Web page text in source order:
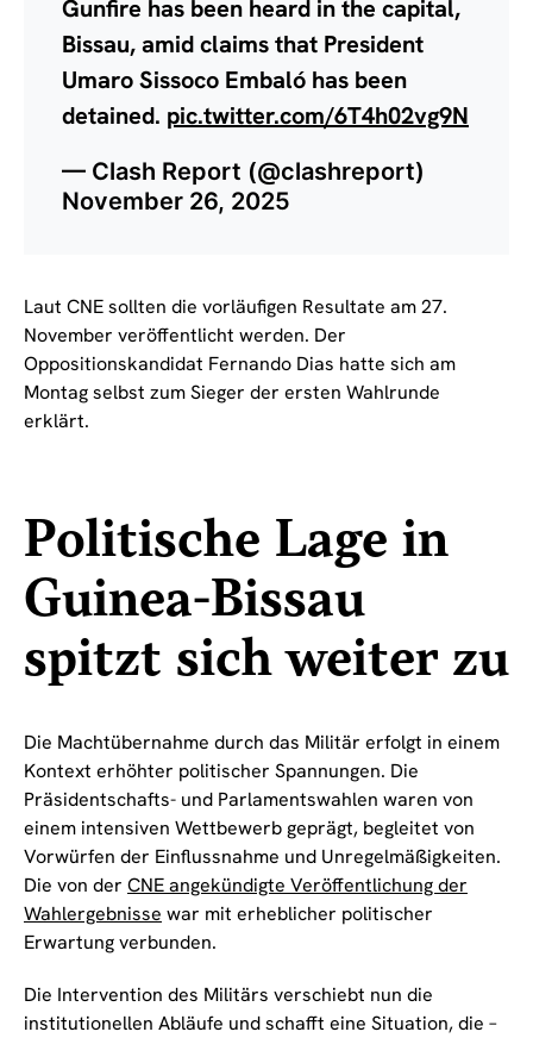
Gunfire has been heard in the capital,
Bissau, amid claims that President
Umaro Sissoco Embaló has been
detained. pic.twitter.com/6T4h02vg9N
— Clash Report (@clashreport)
November 26, 2025
Laut CNE sollten die vorläufigen Resultate am 27.
November veröffentlicht werden. Der
Oppositionskandidat Fernando Dias hatte sich am
Montag selbst zum Sieger der ersten Wahlrunde
erklärt.
Politische Lage in
Guinea-Bissau
spitzt sich weiter zu
Die Machtübernahme durch das Militär erfolgt in einem
Kontext erhöhter politischer Spannungen. Die
Präsidentschafts- und Parlamentswahlen waren von
einem intensiven Wettbewerb geprägt, begleitet von
Vorwürfen der Einflussnahme und Unregelmäßigkeiten.
Die von der CNE angekündigte Veröffentlichung der
Wahlergebnisse war mit erheblicher politischer
Erwartung verbunden.
Die Intervention des Militärs verschiebt nun die
institutionellen Abläufe und schafft eine Situation, die –